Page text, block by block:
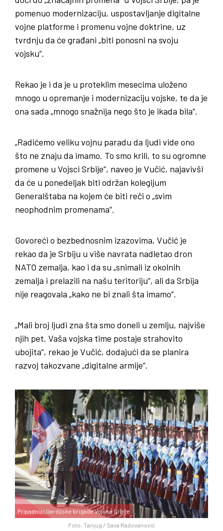
pomenuo modernizaciju, uspostavljanje digitalne
vojne platforme i promenu vojne doktrine, uz
tvrdnju da će građani „biti ponosni na svoju
vojsku“.
Rekao je i da je u proteklim mesecima uloženo
mnogo u opremanje i modernizaciju vojske, te da je
ona sada „mnogo snažnija nego što je ikada bila“.
„Radićemo veliku vojnu paradu da ljudi vide ono
što ne znaju da imamo. To smo krili, to su ogromne
promene u Vojsci Srbije“, naveo je Vučić, najavivši
da će u ponedeljak biti održan kolegijum
Generalštaba na kojem će biti reči o „svim
neophodnim promenama“.
Govoreći o bezbednosnim izazovima, Vučić je
rekao da je Srbiju u više navrata nadletao dron
NATO zemalja, kao i da su „snimali iz okolnih
zemalja i prelazili na našu teritoriju“, ali da Srbija
nije reagovala „kako ne bi znali šta imamo“.
„Mali broj ljudi zna šta smo doneli u zemlju, najviše
njih pet. Vaša vojska time postaje strahovito
ubojita“, rekao je Vučić, dodajući da se planira
razvoj takozvane „digitalne armije“.
Foto: Tanjug / Sava Radovanović
Pripadnici Gardijske brigade Vojske Srbije